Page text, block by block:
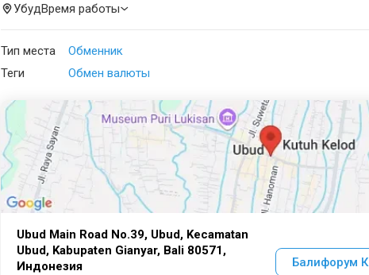
УбудВремя работы
Тип места
Обменник
Теги
Обмен валюты
Ubud Main Road No.39, Ubud, Kecamatan
Ubud, Kabupaten Gianyar, Bali 80571,
Индонезия
Балифорум